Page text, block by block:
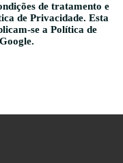
de tratamento e
de Privacidade. Esta
se a Política de